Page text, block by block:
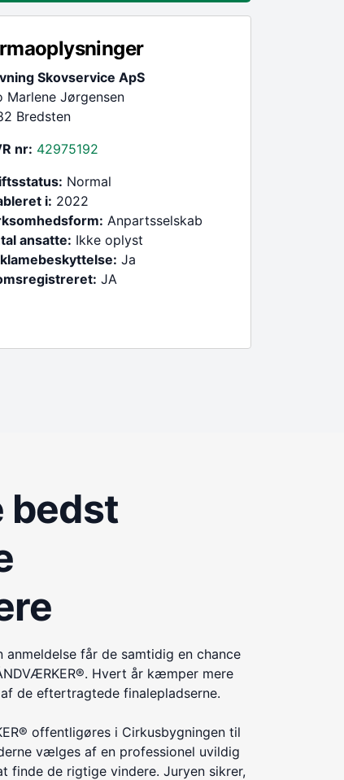
Skovservice ApS
Marlene Jørgensen
Bredsten
nr: 42975192
Normal
i: 2022
Anpartsselskab
ansatte: Ikke oplyst
Ja
JA
bedst
får de samtidig en chance
Hvert år kæmper mere
de eftertragtede finalepladserne.
offentligøres i Cirkusbygningen til
vælges af en professionel uvildig
finde de rigtige vindere. Juryen sikrer,